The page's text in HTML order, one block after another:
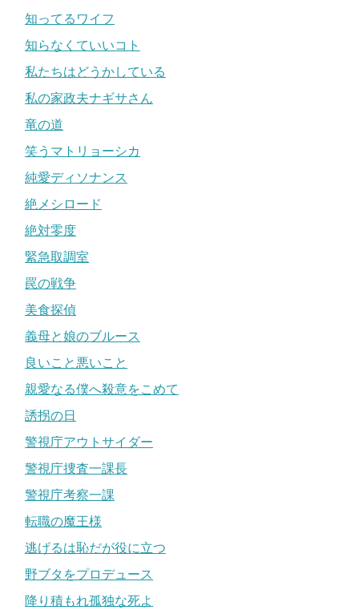
知ってるワイフ
知らなくていいコト
私たちはどうかしている
私の家政夫ナギサさん
竜の道
笑うマトリョーシカ
純愛ディソナンス
絶メシロード
絶対零度
緊急取調室
罠の戦争
美食探偵
義母と娘のブルース
良いこと悪いこと
親愛なる僕へ殺意をこめて
誘拐の日
警視庁アウトサイダー
警視庁捜査一課長
警視庁考察一課
転職の魔王様
逃げるは恥だが役に立つ
野ブタをプロデュース
降り積もれ孤独な死よ